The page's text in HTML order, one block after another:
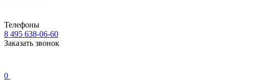
Телефоны
8 495 638-06-60
Заказать звонок
0